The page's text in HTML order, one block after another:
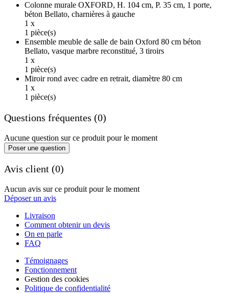
Colonne murale OXFORD, H. 104 cm, P. 35 cm, 1 porte,
béton Bellato, charnières à gauche
1 x
1 pièce(s)
Ensemble meuble de salle de bain Oxford 80 cm béton
Bellato, vasque marbre reconstitué, 3 tiroirs
1 x
1 pièce(s)
Miroir rond avec cadre en retrait, diamètre 80 cm
1 x
1 pièce(s)
Questions fréquentes (0)
Aucune question sur ce produit pour le moment
Poser une question
Avis client (0)
Aucun avis sur ce produit pour le moment
Déposer un avis
Livraison
Comment obtenir un devis
On en parle
FAQ
Témoignages
Fonctionnement
Gestion des cookies
Politique de confidentialité